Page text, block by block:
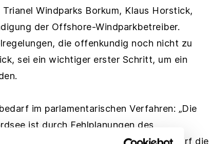
Windparks Borkum, Klaus Horstick,
der Offshore-Windparkbetreiber.
die offenkundig noch nicht zu
sei ein wichtiger erster Schritt, um ein
im parlamentarischen Verfahren: „Die
ist durch Fehlplanungen des
verursacht. Dass der Gesetzesentwurf die